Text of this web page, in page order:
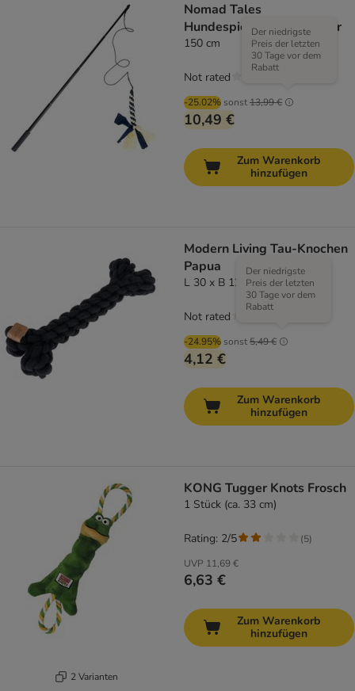
Nomad Tales
Hundespielzeug XL Teaser
150 cm
-25.02% sonst13,99 €
Der niedrigste
Preis der letzten
30 Tage vor dem
Rabatt
10,49 €
Not rated
Zum Warenkorb
hinzufügen
Modern Living Tau-Knochen
Papua
L 30 x B 12 x H 5 cm
-24.95% sonst5,49 €
Der niedrigste
Preis der letzten
30 Tage vor dem
Rabatt
4,12 €
Not rated
Zum Warenkorb
hinzufügen
2 Varianten
KONG Tugger Knots Frosch
1 Stück (ca. 33 cm)
UVP 11,69 €
6,63 €
Rating: 2/5 (5)
Zum Warenkorb
hinzufügen